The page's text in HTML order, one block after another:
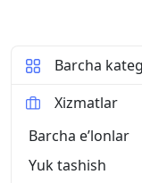
Barcha
Xizmatlar
Barcha eʼlonlar
Yuk tashish